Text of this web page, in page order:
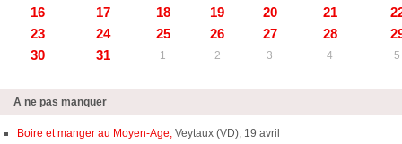
16
17 18 19 20 21
23
24 25 26 27 28
30
31 1 2 3 4 5
A ne pas manquer
Boire et manger au Moyen-Age, Veytaux (VD), 19 avril